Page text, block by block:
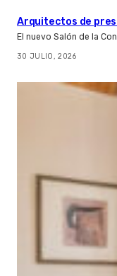
Arquitectos de
El nuevo Salón de la
30 JULIO, 2026